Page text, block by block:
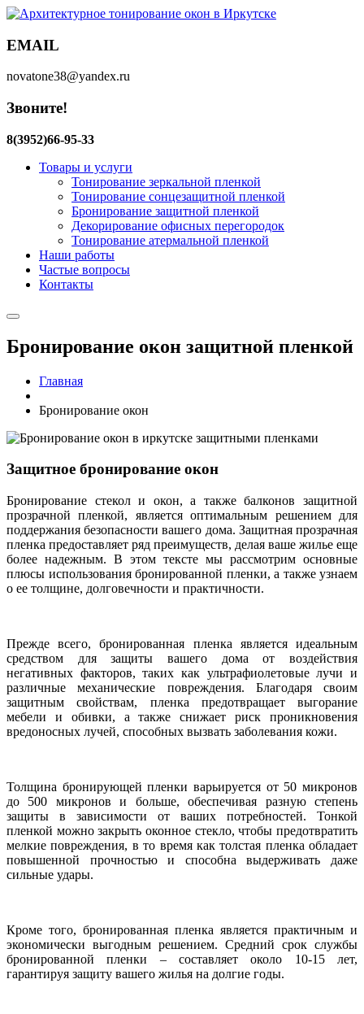
EMAIL
novatone38@yandex.ru
Звоните!
8(3952)66-95-33
Товары и услуги
Тонирование зеркальной пленкой
Тонирование сонцезащитной пленкой
Бронирование защитной пленкой
Декорирование офисных перегородок
Тонирование атермальной пленкой
Наши работы
Частые вопросы
Контакты
Бронирование окон защитной пленкой
Главная
Бронирование окон
Защитное бронирование окон
Бронирование стекол и окон, а также балконов защитной
прозрачной пленкой, является оптимальным решением для
поддержания безопасности вашего дома. Защитная прозрачная
пленка предоставляет ряд преимуществ, делая ваше жилье еще
более надежным. В этом тексте мы рассмотрим основные
плюсы использования бронированной пленки, а также узнаем
о ее толщине, долговечности и практичности.
Прежде всего, бронированная пленка является идеальным
средством для защиты вашего дома от воздействия
негативных факторов, таких как ультрафиолетовые лучи и
различные механические повреждения. Благодаря своим
защитным свойствам, пленка предотвращает выгорание
мебели и обивки, а также снижает риск проникновения
вредоносных лучей, способных вызвать заболевания кожи.
Толщина бронирующей пленки варьируется от 50 микронов
до 500 микронов и больше, обеспечивая разную степень
защиты в зависимости от ваших потребностей. Тонкой
пленкой можно закрыть оконное стекло, чтобы предотвратить
мелкие повреждения, в то время как толстая пленка обладает
повышенной прочностью и способна выдерживать даже
сильные удары.
Кроме того, бронированная пленка является практичным и
экономически выгодным решением. Средний срок службы
бронированной пленки – составляет около 10-15 лет,
гарантируя защиту вашего жилья на долгие годы.